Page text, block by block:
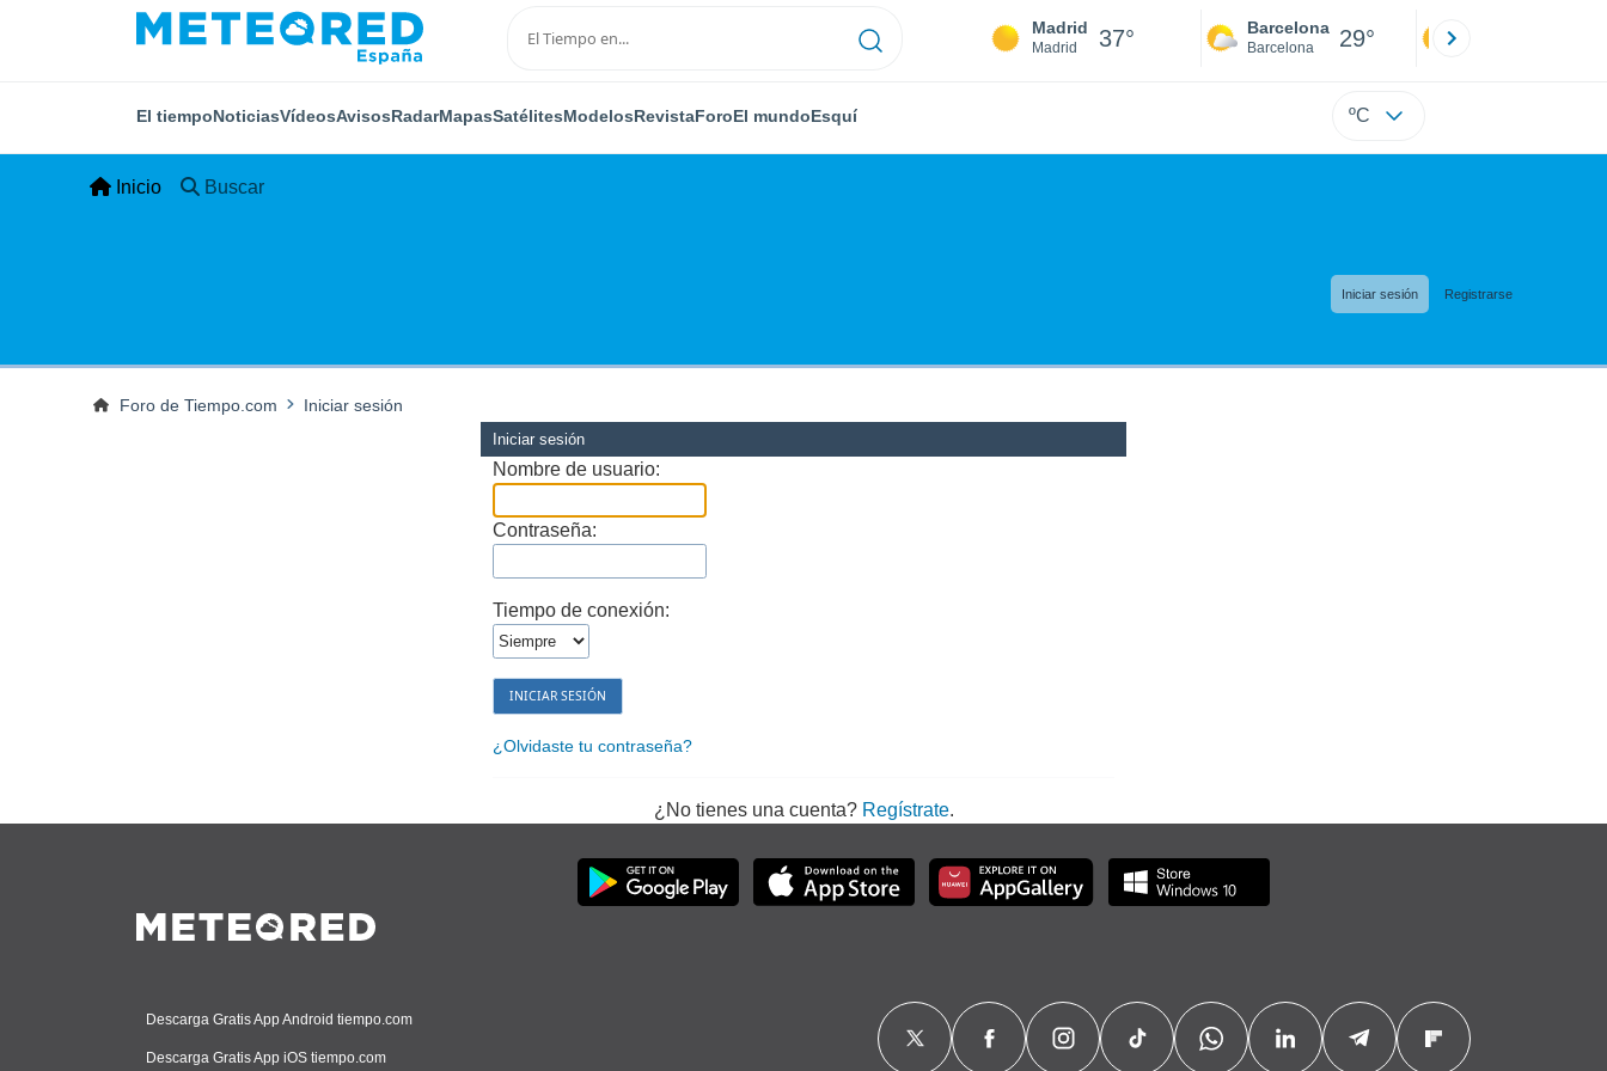
Madrid
Madrid 37° Barcelona
Barcelona 29°
El tiempoNoticiasVídeosAvisosRadarMapasSatélitesModelosRevistaForoEl mundoEsquí ºC
Inicio Buscar
Iniciar sesión Registrarse
Foro de Tiempo.com Iniciar sesión
Iniciar sesión
Nombre de usuario:
Contraseña:
Tiempo de conexión:
¿Olvidaste tu contraseña?
¿No tienes una cuenta? Regístrate.
Descarga Gratis App Android tiempo.com
Descarga Gratis App iOS tiempo.com